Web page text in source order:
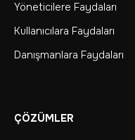
Yöneticilere Faydaları
Kullanıcılara Faydaları
Danışmanlara Faydaları
ÇÖZÜMLER